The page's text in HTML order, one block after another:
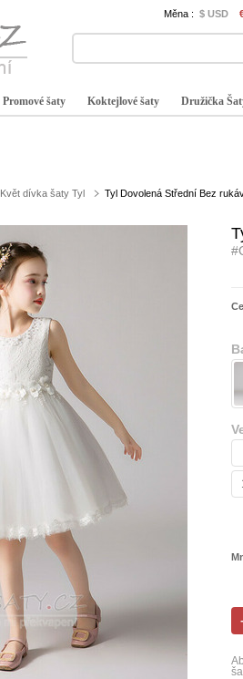
Měna : $ USD
Promové šaty Koktejlové šaty Družička
Květ dívka šaty Tyl Tyl Dovolená Střední Bez